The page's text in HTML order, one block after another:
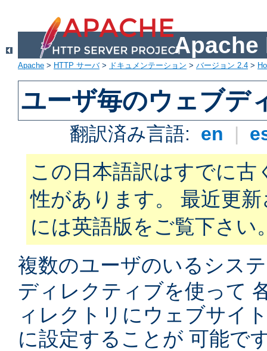
Apache
Apache > HTTP サーバ> ドキュメンテーション > バージョン 2.4 >
ユーザ毎のウェブデ
翻訳済み言語: en |
この日本語訳はすでに古
性があります。 最近更
には英語版をご覧下さい
複数のユーザのいるシス
ディレクティブを使って
ィレクトリにウェブサイ
に設定することが 可能で